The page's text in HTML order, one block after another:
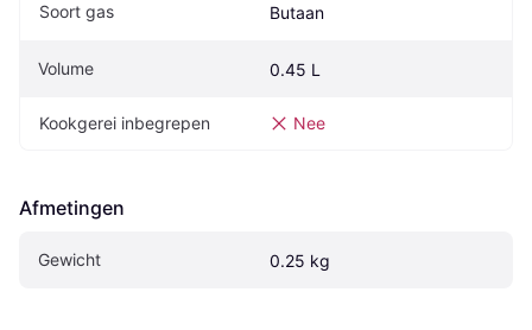
Soort gas Butaan
Volume 0.45 L
Kookgerei inbegrepen Nee
Afmetingen
Gewicht 0.25 kg